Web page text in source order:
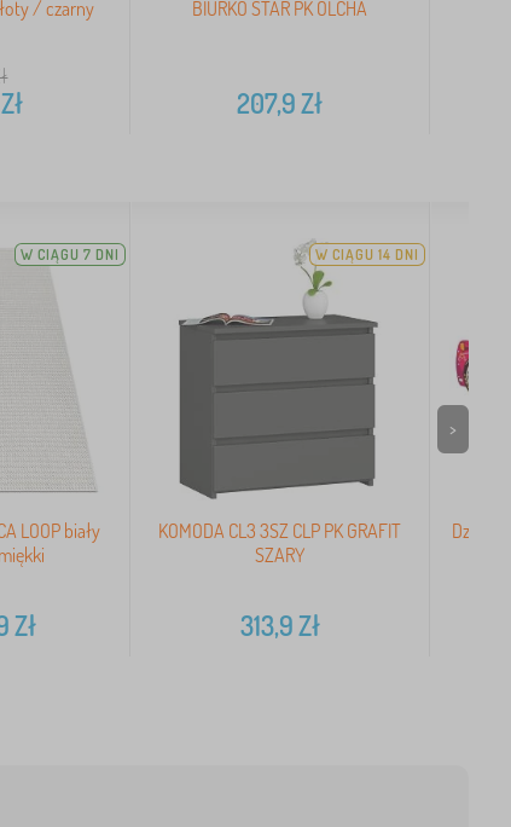
/ czarny
Zł
BIURKO STAR PK OLCHA
207,9Zł
W CIĄGU 7 DNI
LOOP biały
Zł
W CIĄGU 14 DNI
KOMODA CL3 3SZ CLP PK GRAFIT
SZARY
313,9Zł
>